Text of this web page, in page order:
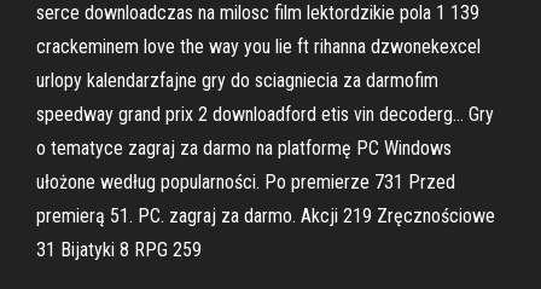
serce downloadczas na milosc film lektordzikie pola 1 139
crackeminem love the way you lie ft rihanna dzwonekexcel
urlopy kalendarzfajne gry do sciagniecia za darmofim
speedway grand prix 2 downloadford etis vin decoderg… Gry
o tematyce zagraj za darmo na platformę PC Windows
ułożone według popularności. Po premierze 731 Przed
premierą 51. PC. zagraj za darmo. Akcji 219 Zręcznościowe
31 Bijatyki 8 RPG 259